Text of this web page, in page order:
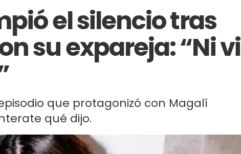
el silencio tras
su expareja: “Ni vi
que protagonizó con Magalí
qué dijo.